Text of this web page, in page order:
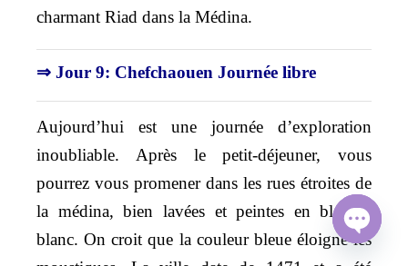
charmant Riad dans la Médina.
⇒ Jour 9: Chefchaouen Journée libre
Aujourd’hui est une journée d’exploration
inoubliable. Après le petit-déjeuner, vous
pourrez vous promener dans les rues étroites de
la médina, bien lavées et peintes en bleu et
blanc. On croit que la couleur bleue éloigne les
O